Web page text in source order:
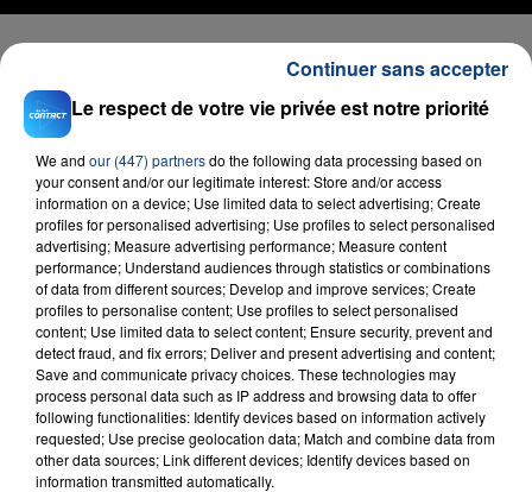
FIL D'ACTU
23 juillet 2026
INCENDIE MORTEL À LENS : UNE FEMME ET
SON BÉBÉ ENTRE LA VIE ET LA...
Un homme s'est immolé par le feu après avoir
aspergé sa compagne et leur bébé de trois mois
Le respect de votre vie privée est notre priorité
We and our (447) partnersdo the following data processing based on
your consent and/or our legitimate interest: Store and/or access
information on a device; Use limited data to select advertising; Create
profiles for personalised advertising; Use profiles to select personalised
advertising; Measure advertising performance; Measure content
performance; Understand audiences through statistics or combinations
of data from different sources; Develop and improve services; Create
profiles to personalise content; Use profiles to select personalised
content; Use limited data to select content; Ensure security, prevent and
detect fraud, and fix errors; Deliver and present advertising and content;
Save and communicate privacy choices. These technologies may
process personal data such as IP address and browsing data to offer
following functionalities: Identify devices based on information actively
requested; Use precise geolocation data; Match and combine data from
other data sources; Link different devices; Identify devices based on
information transmitted automatically.
Continuer sans accepter